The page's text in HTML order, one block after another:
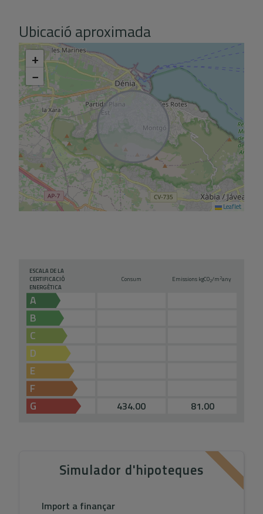
Ubicació aproximada
+
−
Leaflet
ESCALA DE LA
CERTIFICACIÓ
ENERGÈTICA
Consum Emissions kgCO2/m2any
A
B
C
D
E
F
G
434.00 81.00
Simulador d'hipoteques
Import a finançar